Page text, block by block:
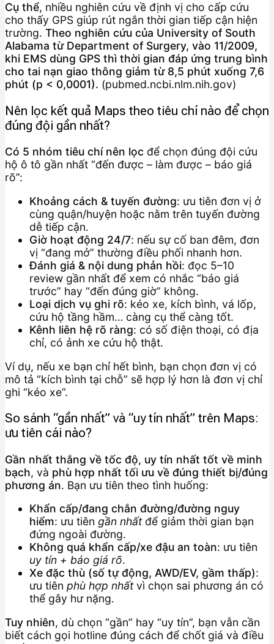
Cụ thể, nhiều nghiên cứu về định vị cho cấp cứu
cho thấy GPS giúp rút ngắn thời gian tiếp cận hiện
trường. Theo nghiên cứu của University of South
Alabama từ Department of Surgery, vào 11/2009,
khi EMS dùng GPS thì thời gian đáp ứng trung bình
cho tai nạn giao thông giảm từ 8,5 phút xuống 7,6
phút (p < 0,0001). (pubmed.ncbi.nlm.nih.gov)
Nên lọc kết quả Maps theo tiêu chí nào để chọn
đúng đội gần nhất?
Có 5 nhóm tiêu chí nên lọc để chọn đúng đội cứu
hộ ô tô gần nhất “đến được – làm được – báo giá
rõ”:
Khoảng cách & tuyến đường: ưu tiên đơn vị ở
cùng quận/huyện hoặc nằm trên tuyến đường
dễ tiếp cận.
Giờ hoạt động 24/7: nếu sự cố ban đêm, đơn
vị “đang mở” thường điều phối nhanh hơn.
Đánh giá & nội dung phản hồi: đọc 5–10
review gần nhất để xem có nhắc “báo giá
trước” hay “đến đúng giờ” không.
Loại dịch vụ ghi rõ: kéo xe, kích bình, vá lốp,
cứu hộ tầng hầm… càng cụ thể càng tốt.
Kênh liên hệ rõ ràng: có số điện thoại, có địa
chỉ, có ảnh xe cứu hộ thật.
Ví dụ, nếu xe bạn chỉ hết bình, bạn chọn đơn vị có
mô tả “kích bình tại chỗ” sẽ hợp lý hơn là đơn vị chỉ
ghi “kéo xe”.
So sánh “gần nhất” và “uy tín nhất” trên Maps:
ưu tiên cái nào?
Gần nhất thắng về tốc độ, uy tín nhất tốt về minh
bạch, và phù hợp nhất tối ưu về đúng thiết bị/đúng
phương án. Bạn ưu tiên theo tình huống:
Khẩn cấp/đang chắn đường/đường nguy
hiểm: ưu tiên gần nhấtđể giảm thời gian bạn
đứng ngoài đường.
Không quá khẩn cấp/xe đậu an toàn: ưu tiên
uy tín + báo giá rõ.
Xe đặc thù (số tự động, AWD/EV, gầm thấp):
ưu tiên phù hợp nhấtvì chọn sai phương án có
thể gây hư nặng.
Tuy nhiên, dù chọn “gần” hay “uy tín”, bạn vẫn cần
biết cách gọi hotline đúng cách để chốt giá và điều